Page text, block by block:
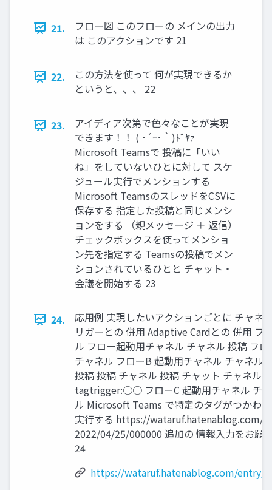
21.
フロー図 このフローの メインの出力
は このアクションです 21
22.
この方法を使って 何が実現できるか
というと、、、 22
23.
アイディア次第で色々なことが実現
できます！！ ( ･´ｰ･｀)ﾄﾞﾔｧ
Microsoft Teamsで 投稿に「いい
ね」をしていないひとに対して スケ
ジュール実行でメンションする
Microsoft TeamsのスレッドをCSVに
保存する 指定した投稿と同じメンシ
ョンをする （親メッセージ ＋ 返信）
チェックボックスを使ってメンショ
ン先を指定する Teamsの投稿でメン
ションされているひとと チャット・
会議を開始する 23
24.
応用例 実現したいアクションごとに チャネ
リガーとの 併用 Adaptive Cardとの 併用 フ
ル フロー起動用チャネル チャネル 投稿 フ
チャネル フローB 起動用チャネル チャネル
投稿 投稿 チャネル 投稿 チャット チャネル
tagtrigger:○○ フローC 起動用チャネル チ
ル Microsoft Teams で特定のタグがつかわ
実行する https://wataruf.hatenablog.com/
2022/04/25/000000 追加の 情報入力をお願い
24
https://wataruf.hatenablog.com/entry/